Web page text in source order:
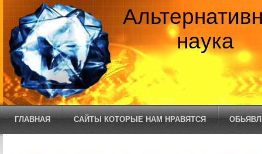
наука
ГЛАВНАЯ САЙТЫ КОТОРЫЕ НАМ НРАВЯТСЯ